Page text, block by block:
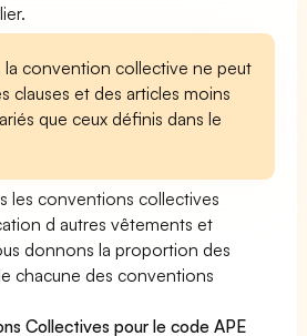
la convention collective ne peut
clauses et des articles moins
que ceux définis dans le
les conventions collectives
d autres vêtements et
donnons la proportion des
chacune des conventions
Collectives pour le code APE